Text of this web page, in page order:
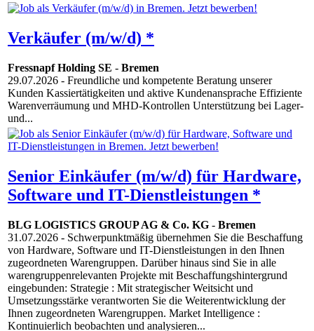
Verkäufer (m/w/d) *
Fressnapf Holding SE - Bremen
29.07.2026 - Freundliche und kompetente Beratung unserer
Kunden Kassiertätigkeiten und aktive Kundenansprache Effiziente
Warenverräumung und MHD-Kontrollen Unterstützung bei Lager-
und...
Senior Einkäufer (m/w/d) für Hardware,
Software und IT-Dienstleistungen *
BLG LOGISTICS GROUP AG & Co. KG - Bremen
31.07.2026 - Schwerpunktmäßig übernehmen Sie die Beschaffung
von Hardware, Software und IT-Dienstleistungen in den Ihnen
zugeordneten Warengruppen. Darüber hinaus sind Sie in alle
warengruppenrelevanten Projekte mit Beschaffungshintergrund
eingebunden: Strategie : Mit strategischer Weitsicht und
Umsetzungsstärke verantworten Sie die Weiterentwicklung der
Ihnen zugeordneten Warengruppen. Market Intelligence :
Kontinuierlich beobachten und analysieren...